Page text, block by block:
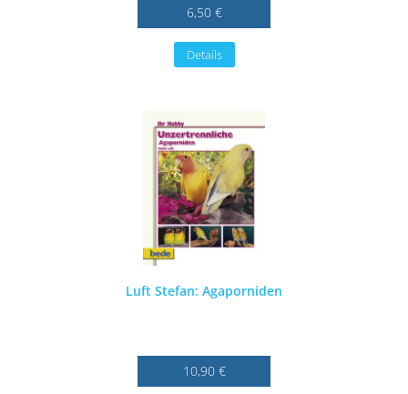
6,50 €
Details
Luft Stefan: Agaporniden
10,90 €